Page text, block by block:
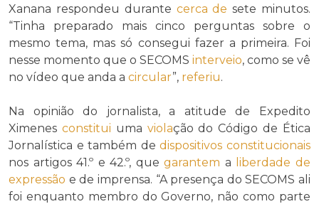
Xanana respondeu durante cerca de sete minutos.
“Tinha preparado mais cinco perguntas sobre o
mesmo tema, mas só consegui fazer a primeira. Foi
nesse momento que o SECOMS interveio, como se vê
no vídeo que anda a circular”, referiu.
Na opinião do jornalista, a atitude de Expedito
Ximenes constitui uma violação do Código de Ética
Jornalística e também dedispositivos constitucionais
nos artigos 41.º e 42.º, quegarantem a
liberdade de
expressão e de imprensa. “A presença do SECOMS ali
foi enquanto membro do Governo, não como parte